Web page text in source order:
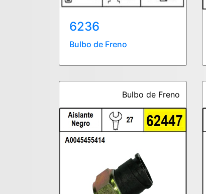
6236
Bulbo de Freno
Bulbo de Freno